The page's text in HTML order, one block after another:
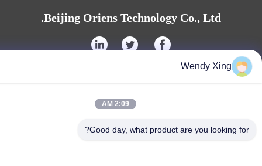
Beijing Oriens Technology Co., Ltd.
Beijing Oriens Technology Co., Ltd.
Wendy
Good day, what product are you